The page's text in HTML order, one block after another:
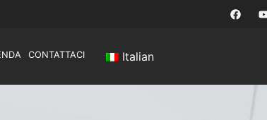
CONTATTACI Italian